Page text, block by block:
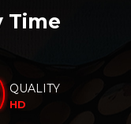
Time
QUALITY
HD